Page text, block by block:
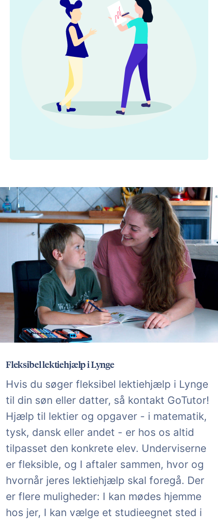
Fleksibel lektiehjælp i Lynge
Hvis du søger fleksibel lektiehjælp i Lynge
til din søn eller datter, så kontakt GoTutor!
Hjælp til lektier og opgaver - i matematik,
tysk, dansk eller andet - er hos os altid
tilpasset den konkrete elev. Underviserne
er fleksible, og I aftaler sammen, hvor og
hvornår jeres lektiehjælp skal foregå. Der
er flere muligheder: I kan mødes hjemme
hos jer, I kan vælge et studieegnet sted i